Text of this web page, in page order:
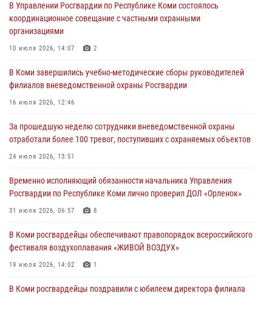
03 августа 2026, 12:07 5
В Коми росгвардейцы информируют граждан об изменениях в
законодательстве в сфере оборота оружия и продолжают изымать
02 августа 2026, 06:17
В Койгородском районе местный житель обратился в Росгвардию
31 июля 2026, 10:55
Временно исполняющий обязанности начальника Управления
31 июля 2026, 06:57 8
В Усинске росгвардейцы оперативно отработали план «Квартал»
В Управлении Росгвардии по Республике Коми состоялось
координационное совещание с частными охранными
организациями
10 июля 2026, 14:07 2
В Коми завершились учебно-методические сборы руководителей
филиалов вневедомственной охраны Росгвардии
16 июля 2026, 12:46
За прошедшую неделю сотрудники вневедомственной охраны
отработали более 100 тревог, поступивших с охраняемых объектов
24 июля 2026, 13:51
Временно исполняющий обязанности начальника Управления
Росгвардии по Республике Коми лично проверил ДОЛ «Орленок»
31 июля 2026, 06:57 8
В Коми росгвардейцы обеспечивают правопорядок всероссийского
фестиваля воздухоплавания «ЖИВОЙ ВОЗДУХ»
19 июля 2026, 14:02 1
В Коми росгвардейцы поздравили с юбилеем директора филиала